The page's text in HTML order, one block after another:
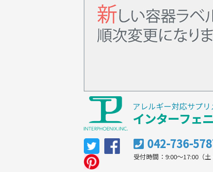
アレルギー対応サプリ
インターフェ
042-736-
受付時間：9:00～17:00（土